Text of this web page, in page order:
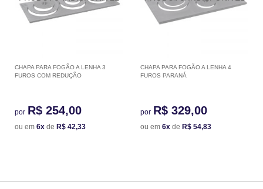
CHAPA PARA FOGÃO A LENHA 3
FUROS COM REDUÇÃO
por R$ 254,00
ou em 6x de R$ 42,33
CHAPA PARA FOGÃO A LENHA 4
FUROS PARANÁ
por R$ 329,00
ou em 6x de R$ 54,83